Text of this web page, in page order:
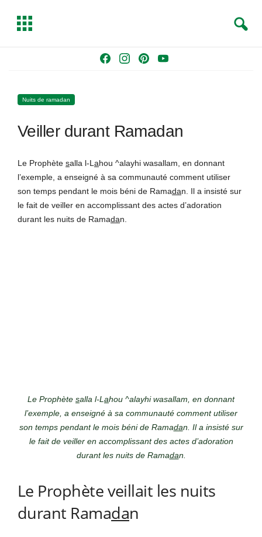
g
r
Y
b
T
g
e
a
Nuits de ramadan
Veiller durant Ramadan
Le Prophète salla l-L ahou ^alayhi wasallam, en donnant
l’exemple, a enseigné à sa communauté comment utiliser
son temps pendant le mois béni de Ramadan. Il a insisté sur
le fait de veiller en accomplissant des actes d’adoration
durant les nuits de Ramadan.
Le Prophète salla l-L ahou ^alayhi wasallam, en donnant
l’exemple, a enseigné à sa communauté comment utiliser
son temps pendant le mois béni de Ramadan. Il a insisté sur
le fait de veiller en accomplissant des actes d’adoration
durant les nuits de Ramadan.
Le Prophète veillait les nuits
durant Ramadan